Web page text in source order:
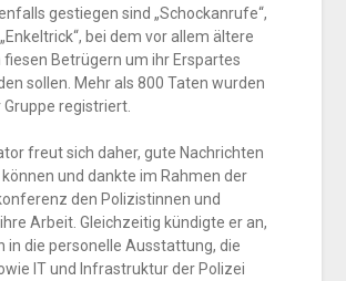
gestiegen sind „Schockanrufe“,
bei dem vor allem ältere
fiesen Betrügern um ihr Erspartes
sollen. Mehr als 800 Taten wurden
registriert.
freut sich daher, gute Nachrichten
und dankte im Rahmen der
den Polizistinnen und
Arbeit. Gleichzeitig kündigte er an,
in die personelle Ausstattung, die
IT und Infrastruktur der Polizei